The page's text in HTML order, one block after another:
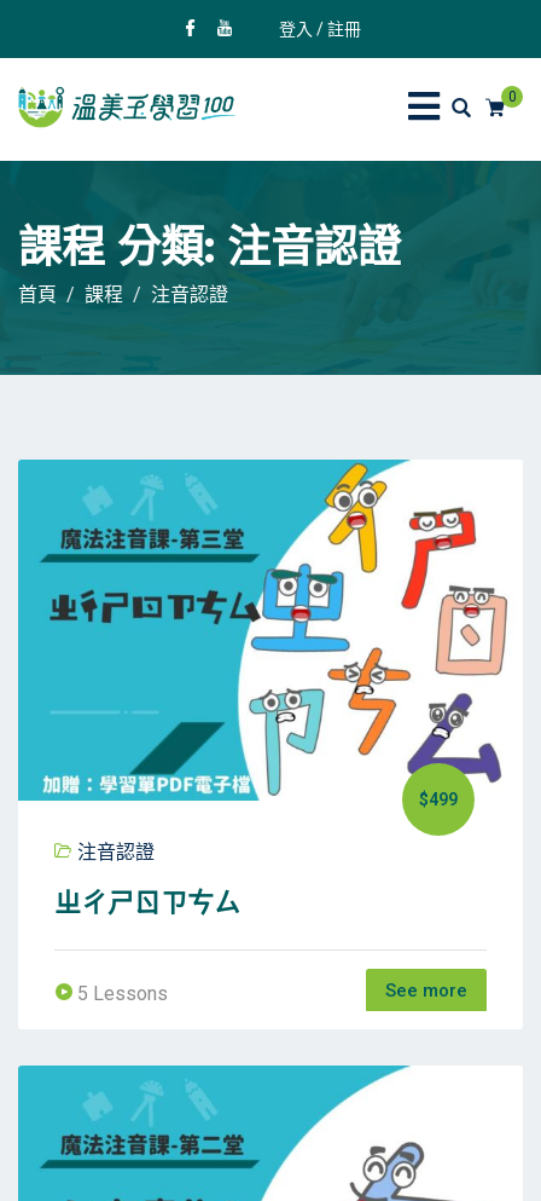
登入 / 註冊
0
課程 分類: 注音認證
首頁 課程 注音認證
$499
注音認證
ㄓㄔㄕㄖㄗㄘㄙ
5 Lessons See more